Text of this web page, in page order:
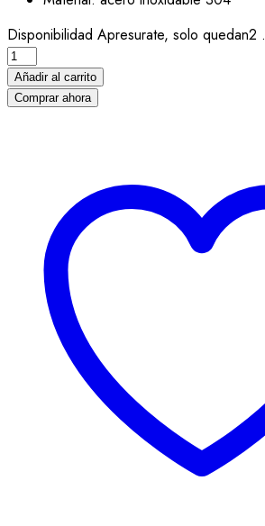
Disponibilidad Apresurate, solo quedan2 .
Añadir al carrito
Comprar ahora